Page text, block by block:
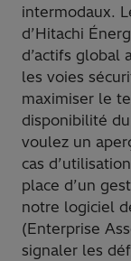
intermodaux.
d’Hitachi
d’actifs global
les voies
maximiser le
disponibilité
voulez un
cas
place d’un
notre logiciel
(Enterprise
signaler les